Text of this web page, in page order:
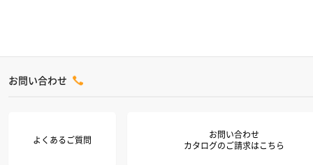
お問い合わせ
よくあるご質問
お問い合わせ
カタログのご請求はこちら